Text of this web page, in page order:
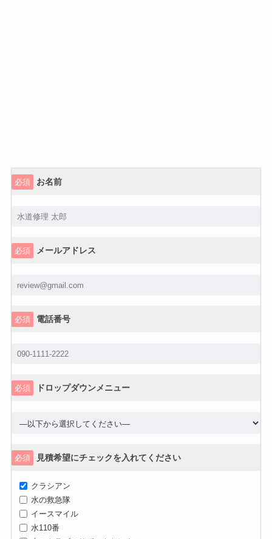
必須 お名前
必須 メールアドレス
必須 電話番号
必須 ドロップダウンメニュー
必須 見積希望にチェックを入れてください
クラシアン
水の救急隊
イースマイル
水110番